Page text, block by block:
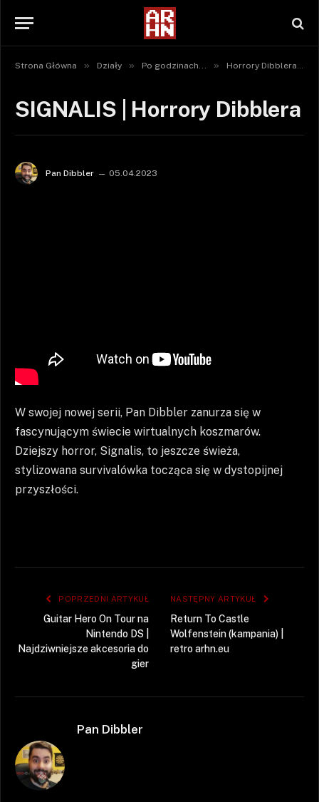
Strona Główna » Działy » Po godzinach... » Horrory Dibblera
SIGNALIS | Horrory Dibblera
Pan Dibbler 05.04.2023
W swojej nowej serii, Pan Dibbler zanurza się w
fascynującym świecie wirtualnych koszmarów.
Dziejszy horror, Signalis, to jeszcze świeża,
stylizowana survivalówka tocząca się w dystopijnej
przyszłości.
POPRZEDNI ARTYKUŁ
Guitar Hero On Tour na
Nintendo DS |
Najdziwniejsze akcesoria do
gier
NASTĘPNY ARTYKUŁ
Return To Castle
Wolfenstein (kampania) |
retro arhn.eu
Pan Dibbler